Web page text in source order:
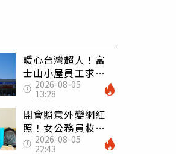
暖心台灣超人！富
士山小屋員工求助
「想活下去」 山
友狂背物資上山：
台灣真的是寶島
2026-08-05
13:28
開會照意外變網紅
照！女公務員妝容
掀2千則留言 本人
2026-08-05
22:43